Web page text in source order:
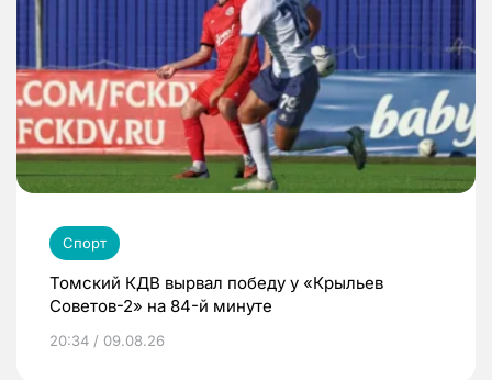
Спорт
Томский КДВ вырвал победу у «Крыльев
Советов-2» на 84-й минуте
20:34 / 09.08.26